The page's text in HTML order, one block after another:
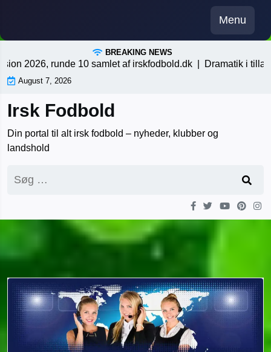
content
Menu
BREAKING NEWS
runde 10 samlet af irskfodbold.dk |Dramatik i
August 7, 2026
Irsk Fodbold
Din portal til alt irsk fodbold – nyheder, klubber og
landshold
efter: